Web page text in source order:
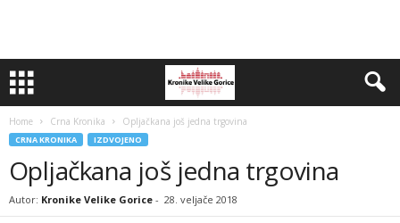
Home Crna Kronika Opljačkana još jedna trgovina
CRNA KRONIKA IZDVOJENO
Opljačkana još jedna trgovina
Autor: Kronike Velike Gorice - 28. veljače 2018